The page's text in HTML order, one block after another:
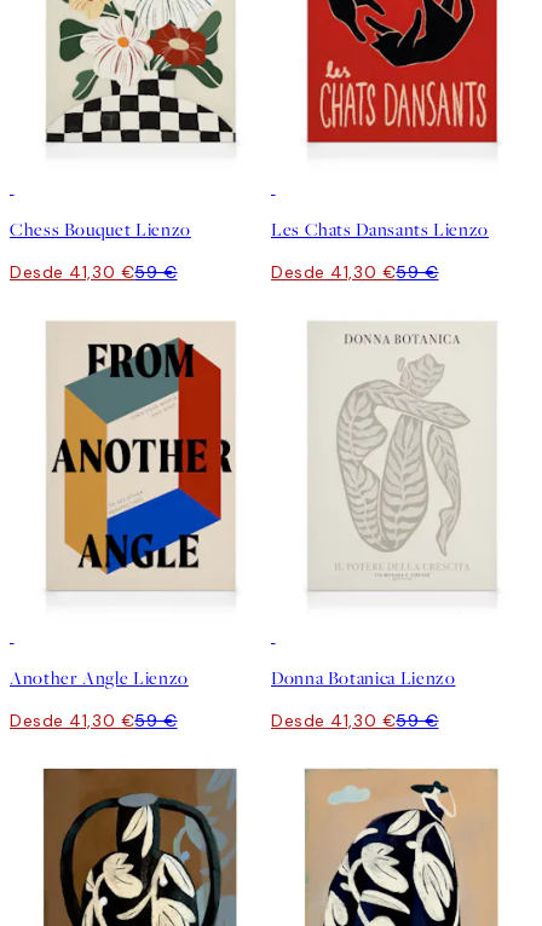
Chess Bouquet Lienzo
Desde 41,30 €59 €
Les Chats Dansants Lienzo
Desde 41,30 €59 €
Another Angle Lienzo
Desde 41,30 €59 €
Donna Botanica Lienzo
Desde 41,30 €59 €